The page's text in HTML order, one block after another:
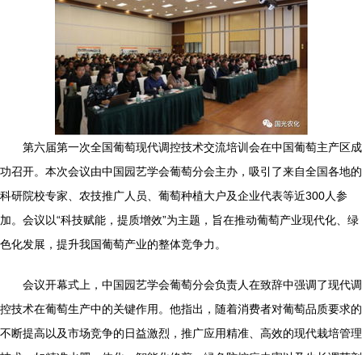
第六届第一次全国葡萄现代调控技术交流培训会在中国葡萄主产区成
功召开。本次会议由中国园艺学会葡萄分会主办，吸引了来自全国各地的
科研院校专家、农技推广人员、葡萄种植大户及企业代表等近300人参
加。会议以“科技赋能，提质增效”为主题，旨在推动葡萄产业现代化、绿
色化发展，提升我国葡萄产业的整体竞争力。
会议开幕式上，中国园艺学会葡萄分会负责人在致辞中强调了现代调
控技术在葡萄生产中的关键作用。他指出，随着消费者对葡萄品质要求的
不断提高以及市场竞争的日益激烈，推广应用精准、高效的现代栽培管理